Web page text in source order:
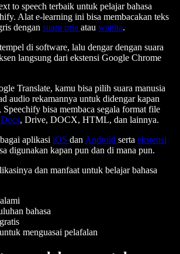
to speech terbaik untuk pelajar bahasa
Alat e-learning ini bisa membacakan teks
dengan suara pria atau wanita.
di software, lalu dengar dengan suara
langsung dari ekstensi Google Chrome
Translate, kamu bisa pilih suara manusia
audio rekamannya untuk didengar kapan
bisa membaca segala format file
, Drive, DOCX, HTML, dan lainnya.
aplikasi iOS dan Android serta ekstensi
digunakan kapan pun dan di mana pun.
dan manfaat untuk belajar bahasa
bahasa
menguasai pelafalan